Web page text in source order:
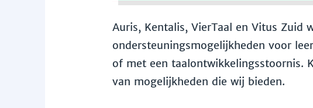
Auris, Kentalis, VierTaal en Vitus Zuid
ondersteuningsmogelijkheden voor
of met een taalontwikkelingsstoornis.
van mogelijkheden die wij bieden.